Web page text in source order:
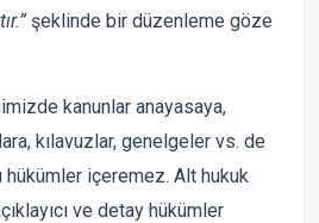
şeklinde bir düzenleme göze
kanunlar anayasaya,
kılavuzlar, genelgeler vs. de
hükümler içeremez. Alt hukuk
ve detay hükümler